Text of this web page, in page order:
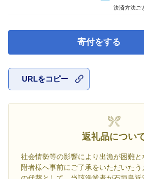
寄付をする
URLをコピー
返礼品につい
社会情勢等の影響により出漁が困難
附者様へ事前にご了承をいただいた
決済方法ご